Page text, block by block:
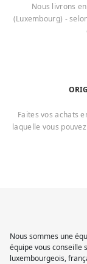
Nous livrons
(Luxembourg) -
Faites vos achats
laquelle vous
Nous sommes une
équipe vous conseille
luxembourgeois,